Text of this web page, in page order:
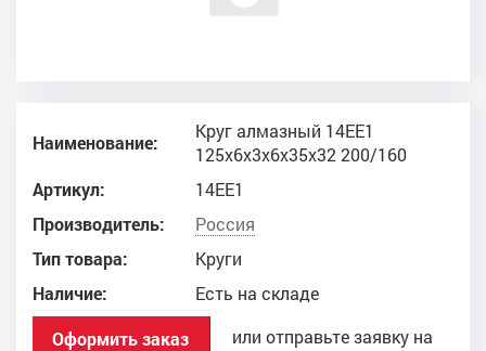
Наименование:
Круг алмазный 14ЕЕ1
125x6x3x6x35x32 200/160
Артикул:
14ЕЕ1
Производитель:
Россия
Тип товара:
Круги
Наличие:
Есть на складе
Оформить заказ
или отправьте заявку на